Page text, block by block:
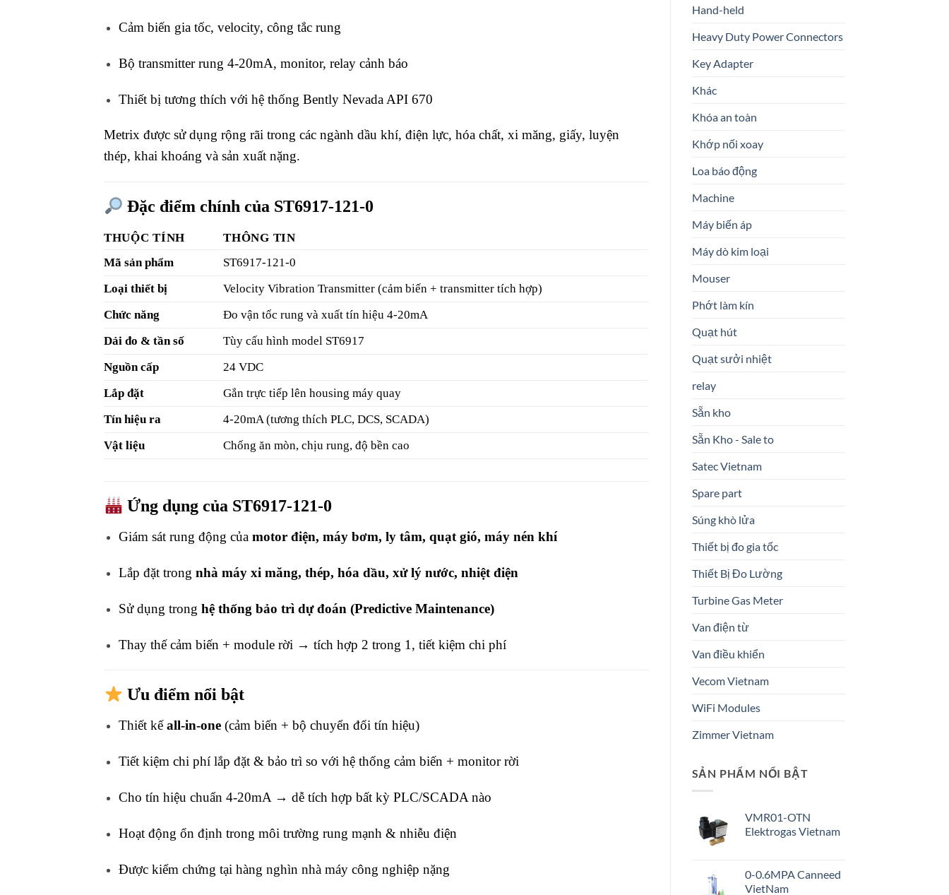
Hand-held
Heavy Duty Power Connectors
Key Adapter
Khác
Khóa an toàn
Khớp nối xoay
Loa báo động
Machine
Máy biến áp
Máy dò kim loại
Mouser
Phớt làm kín
Quạt hút
Quạt sưởi nhiệt
relay
Sẵn kho
Sẵn Kho - Sale to
Satec Vietnam
Spare part
Súng khò lửa
Thiết bị đo gia tốc
Thiết Bị Đo Lường
Turbine Gas Meter
Van điện từ
Van điều khiển
Vecom Vietnam
WiFi Modules
Zimmer Vietnam
SẢN PHẨM NỔI BẬT
VMR01-OTN
Elektrogas Vietnam
0-0.6MPA Canneed
VietNam
Cảm biến gia tốc, velocity, công tắc rung
Bộ transmitter rung 4-20mA, monitor, relay cảnh báo
Thiết bị tương thích với hệ thống Bently Nevada API 670
Metrix được sử dụng rộng rãi trong các ngành dầu khí, điện lực, hóa chất, xi măng, giấy, luyện
thép, khai khoáng và sản xuất nặng.
Đặc điểm chính của ST6917-121-0
THUỘC TÍNH
THÔNG TIN
Mã sản phẩm
ST6917-121-0
Loại thiết bị
Velocity Vibration Transmitter (cảm biến + transmitter tích hợp)
Chức năng
Đo vận tốc rung và xuất tín hiệu 4-20mA
Dải đo & tần số
Tùy cấu hình model ST6917
Nguồn cấp
24 VDC
Lắp đặt
Gắn trực tiếp lên housing máy quay
Tín hiệu ra
4-20mA (tương thích PLC, DCS, SCADA)
Vật liệu
Chống ăn mòn, chịu rung, độ bền cao
Ứng dụng của ST6917-121-0
Giám sát rung động của motor điện, máy bơm, ly tâm, quạt gió, máy nén khí
Lắp đặt trong nhà máy xi măng, thép, hóa dầu, xử lý nước, nhiệt điện
Sử dụng trong hệ thống bảo trì dự đoán (Predictive Maintenance)
Thay thế cảm biến + module rời → tích hợp 2 trong 1, tiết kiệm chi phí
Ưu điểm nổi bật
Thiết kếall-in-one(cảm biến + bộ chuyển đổi tín hiệu)
Tiết kiệm chi phí lắp đặt & bảo trì so với hệ thống cảm biến + monitor rời
Cho tín hiệu chuẩn 4-20mA → dễ tích hợp bất kỳ PLC/SCADA nào
Hoạt động ổn định trong môi trường rung mạnh & nhiễu điện
Được kiểm chứng tại hàng nghìn nhà máy công nghiệp nặng